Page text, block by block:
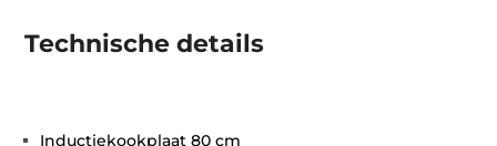
Technische details
Inductiekookplaat 80 cm